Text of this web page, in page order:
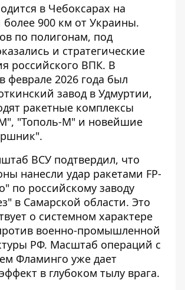
в Чебоксарах на
более 900 км от Украины.
по полигонам, под
и стратегические
российского ВПК. В
феврале 2026 года был
завод в Удмуртии,
ракетные комплексы
"Тополь-М" и новейшие
ВСУ подтвердил, что
нанесли удар ракетами FP-
по российскому заводу
в Самарской области. Это
о системном характере
военно-промышленной
РФ. Масштаб операций с
Фламинго уже дает
в глубоком тылу врага.